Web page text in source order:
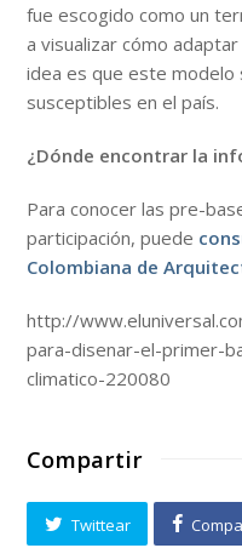
fue escogido como un
a visualizar cómo
idea es que este
susceptibles en el país.
¿Dónde encontrar la
Para conocer las pre-
participación, puede
Colombiana de
http://
para-disenar-el-primer-
climatico-220080
Compartir
Twittear